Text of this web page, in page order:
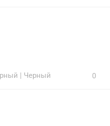
Черный 0